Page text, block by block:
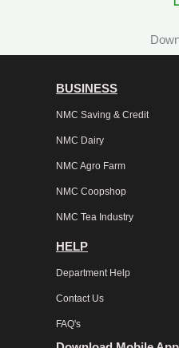
BUSINESS
NMC Saving & Credit
NMC Dairy
NMC Agro Farm
NMC Coopshop
NMC Tea Industry
HELP
Department Help
Contact Us
FAQ's